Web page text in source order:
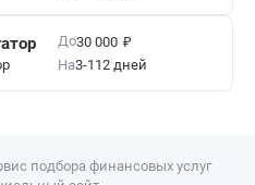
До30 000 ₽
На3-112 дней
подбора финансовых услуг